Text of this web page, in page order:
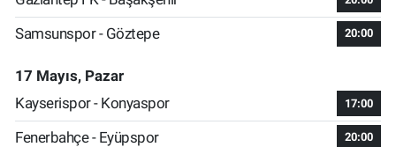
Samsunspor - Göztepe 20:00
17 Mayıs, Pazar
Kayserispor - Konyaspor
17:00
Fenerbahçe - Eyüpspor 20:00